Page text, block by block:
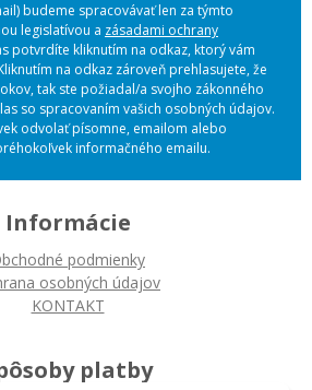
budeme spracovávať len za týmto
legislatívou a zásadami ochrany
potvrdíte kliknutím na odkaz, ktorý vám
na odkaz zároveň prehlasujete, že
tak ste požiadal/a svojho zákonného
so spracovaním vašich osobných údajov.
odvolať písomne, emailom alebo
informačného emailu.
Informácie
podmienky
osobných údajov
KONTAKT
platby